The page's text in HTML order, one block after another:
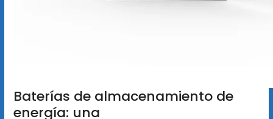
Baterías de almacenamiento de
energía: una